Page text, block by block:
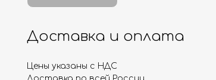
Доставка и оплата
Цены указаны с НДС